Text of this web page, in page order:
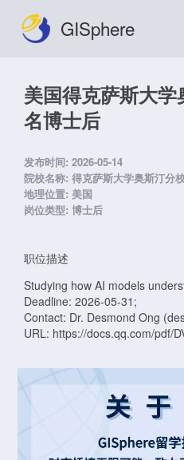
GISphere
美国得克萨斯大
名博士后
发布时间: 2026-05-14
院校名称: 得克萨斯大学奥斯汀分
地理位置: 美国
岗位类型: 博士后
职位描述
Studying how AI models
Deadline: 2026-05-31;
Contact: Dr. Desmond Ong
URL: https://docs.qq.com/pdf/